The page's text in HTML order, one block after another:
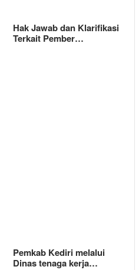
Hak Jawab dan Klarifikasi
Terkait Pember…
Pemkab Kediri melalui
Dinas tenaga kerja…